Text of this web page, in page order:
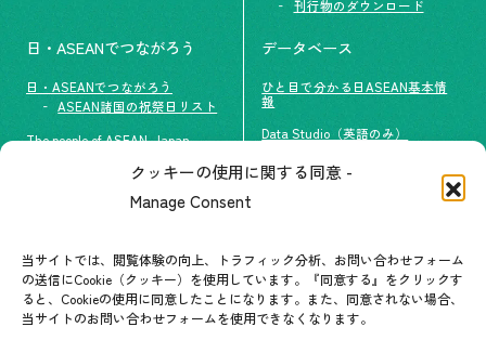
クッキーの使用に関する同意 -
Manage Consent
当サイトでは、閲覧体験の向上、トラフィック分析、お問い合わせフォーム
の送信にCookie（クッキー）を使用しています。『同意する』をクリックす
ると、Cookieの使用に同意したことになります。また、同意されない場合、
当サイトのお問い合わせフォームを使用できなくなります。
刊行物のダウンロード
日・ASEANでつながろう
日・ASEANでつながろう
ASEAN諸国の祝祭日リスト
The people of ASEAN-Japan
グループ訪問の受け入れ
ASEANPEDIA
イベント・お知らせ
データベース
ひと目で分かる日ASEAN基本情
報
Data Studio（英語のみ）
お問い合わせ先一覧